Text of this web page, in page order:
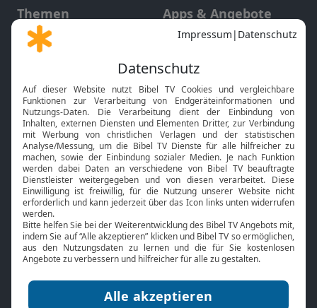
Themen
Gott und Bibel erklärt
Neuigkeiten
Apps & Angebote
Mobile App
Smart TV
HbbTV
Bibelthek Online-Bibel
Nächster Gottesdienst
Bibel TV
Über uns
Jobs
Mediadaten
Service
Kontakt
TV-Empfang